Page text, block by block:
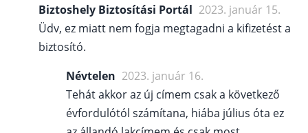
Biztoshely Biztosítási Portál 2023. január 15.
Üdv, ez miatt nem fogja megtagadni a kifizetést a
biztosító.
Névtelen 2023. január 16.
Tehát akkor az új címem csak a következő
évfordulótól számítana, hiába július óta ez